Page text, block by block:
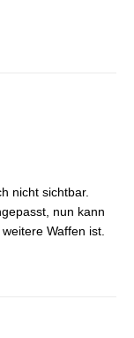
nicht sichtbar.
nun kann
Waffen ist.